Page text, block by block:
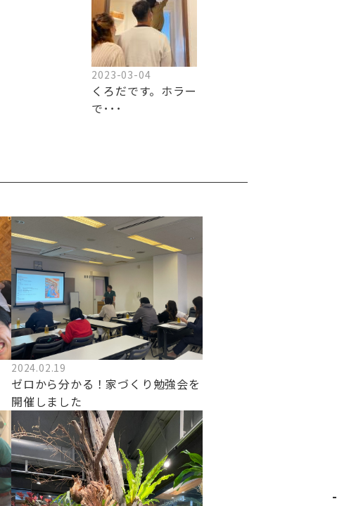
2023-03-04
くろだです。ホラー
で･･･
2024.02.19
ゼロから分かる！家づくり勉強会を
開催しました